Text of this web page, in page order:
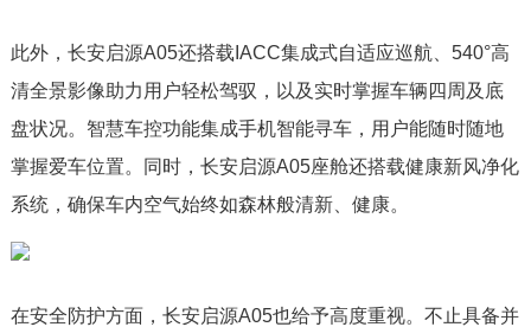
此外，长安启源A05还搭载IACC集成式自适应巡航、540°高
清全景影像助力用户轻松驾驭，以及实时掌握车辆四周及底
盘状况。智慧车控功能集成手机智能寻车，用户能随时随地
掌握爱车位置。同时，长安启源A05座舱还搭载健康新风净化
系统，确保车内空气始终如森林般清新、健康。
在安全防护方面，长安启源A05也给予高度重视。不止具备并